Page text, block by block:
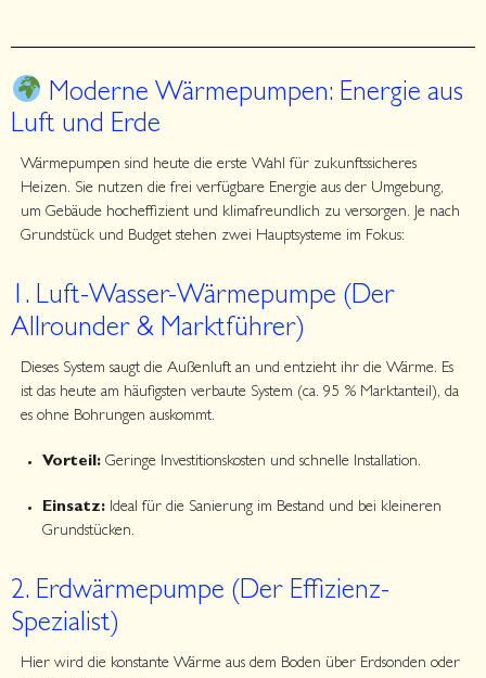
Moderne Wärmepumpen: Energie aus
Luft und Erde
Wärmepumpen sind heute die erste Wahl für zukunftssicheres
Heizen. Sie nutzen die frei verfügbare Energie aus der Umgebung,
um Gebäude hocheffizient und klimafreundlich zu versorgen. Je nach
Grundstück und Budget stehen zwei Hauptsysteme im Fokus:
1. Luft-Wasser-Wärmepumpe (Der
Allrounder & Marktführer)
Dieses System saugt die Außenluft an und entzieht ihr die Wärme. Es
ist das heute am häufigsten verbaute System (ca. 95 % Marktanteil), da
es ohne Bohrungen auskommt.
Vorteil:Geringe Investitionskosten und schnelle Installation.
Einsatz:Ideal für die Sanierung im Bestand und bei kleineren
Grundstücken.
2. Erdwärmepumpe (Der Effizienz-
Spezialist)
Hier wird die konstante Wärme aus dem Boden über Erdsonden oder